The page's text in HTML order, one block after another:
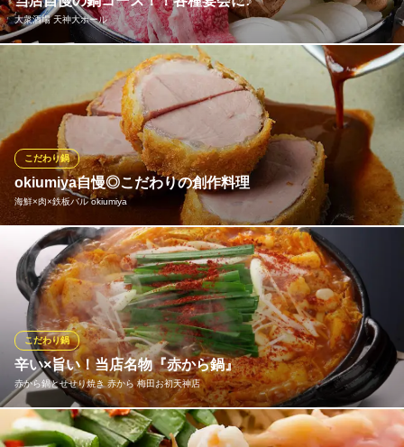
京町家★絶品もつ鍋
地下鉄谷町線東梅田駅 徒歩2分
大阪府大阪市北区曾根崎2-10-9 2F
大衆酒場 天神大ホール
これからの季節にピッタリの鍋コースは全て飲み放題付き！忘年
会・各種宴会に是非！！ 『和牛すき焼きコース』3780円 柔らか&
旨みたっぷりの和牛すき焼きをメインに据えたとっても贅沢なコ
ース！厳選した売れ筋メニューもしっかりと味わえる全9品のライ
ンナップでご提供！
大衆酒場 天神大ホール
大阪メトロ谷町線東梅田駅 徒歩2分
大阪府大阪市北区曽根崎2-8-15 K’sスクエアビル1F
okiumiya自慢◎こだわりの創作料理
海鮮×肉×鉄板バル okiumiya
こだわり鍋
「至福の沼カツ」や「低温調理した牛タン刺し」などの肉料理か
ら「炙りタコの葱ポン酢」や「レアサーモンのアンチョビクリー
ム」などの魚料理までこだわりの創作料理を幅広くご用意してお
ります。食材選びから丁寧にこだわり、味はもちろん見た目にも
ご満足いただける一皿をご提供いたします。
海鮮×肉×鉄板バル okiumiya
肉と海鮮の鉄板バル
大阪メトロ谷町線東梅田駅 徒歩6分
大阪府大阪市北区兎我野町13-2 平田第1レジャービル1F
辛い×旨い！当店名物『赤から鍋』
赤から鍋とせせり焼き 赤から 梅田お初天神店
こだわり鍋
当店一番人気の名古屋名物『赤から鍋』。唐辛子と特製ブレンド